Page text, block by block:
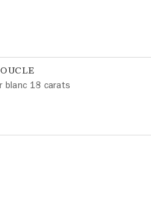
blanc 18 carats